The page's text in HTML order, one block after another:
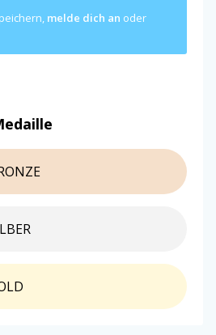
melde dich an oder